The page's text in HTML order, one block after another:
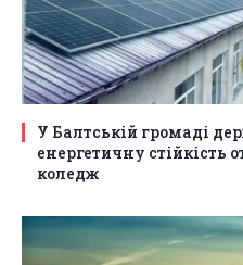
У Балтській громаді
енергетичну стійкість
коледж